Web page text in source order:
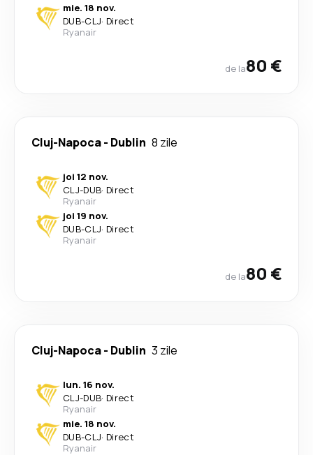
mie. 18 nov.
DUB-CLJ· Direct
Ryanair
de la80 €
Cluj-Napoca- Dublin 8 zile
joi 12 nov.
CLJ-DUB· Direct
Ryanair
joi 19 nov.
DUB-CLJ· Direct
Ryanair
de la80 €
Cluj-Napoca- Dublin 3 zile
lun. 16 nov.
CLJ-DUB· Direct
Ryanair
mie. 18 nov.
DUB-CLJ· Direct
Ryanair